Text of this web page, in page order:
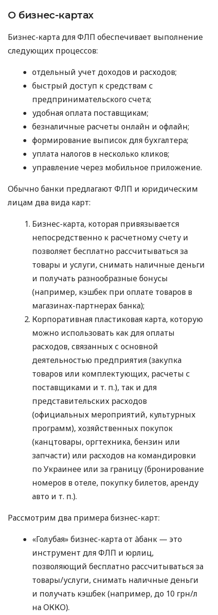
О бизнес-картах
Бизнес-карта для ФЛП обеспечивает выполнение
следующих процессов:
отдельный учет доходов и расходов;
быстрый доступ к средствам с
предпринимательского счета;
удобная оплата поставщикам;
безналичные расчеты онлайн и офлайн;
формирование выписок для бухгалтера;
уплата налогов в несколько кликов;
управление через мобильное приложение.
Обычно банки предлагают ФЛП и юридическим
лицам два вида карт:
Бизнес-карта, которая привязывается
непосредственно к расчетному счету и
позволяет бесплатно рассчитываться за
товары и услуги, снимать наличные деньги
и получать разнообразные бонусы
(например, кэшбек при оплате товаров в
магазинах-партнерах банка);
Корпоративная пластиковая карта, которую
можно использовать как для оплаты
расходов, связанных с основной
деятельностью предприятия (закупка
товаров или комплектующих, расчеты с
поставщиками и т. п.), так и для
представительских расходов
(официальных мероприятий, культурных
программ), хозяйственных покупок
(канцтовары, оргтехника, бензин или
запчасти) или расходов на командировки
по Украинее или за границу (бронирование
номеров в отеле, покупку билетов, аренду
авто и т. п.).
Рассмотрим два примера бизнес-карт:
«Голубая» бизнес-карта от àбанк — это
инструмент для ФЛП и юрлиц,
позволяющий бесплатно рассчитываться за
товары/услуги, снимать наличные деньги
и получать кэшбек (например, до 10 грн/л
на ОККО).